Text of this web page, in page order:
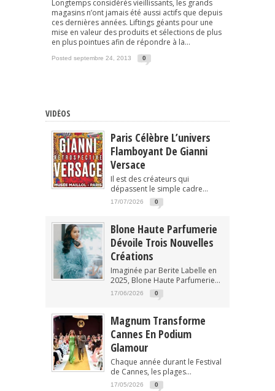
Longtemps considérés vieillissants, les grands
magasins n’ont jamais été aussi actifs que depuis
ces dernières années. Liftings géants pour une
mise en valeur des produits et sélections de plus
en plus pointues afin de répondre à la...
Posted septembre 24, 2013 0
VIDÉOS
Paris Célèbre L’univers
Flamboyant De Gianni
Versace
Il est des créateurs qui
dépassent le simple cadre...
17/07/2026 0
Blone Haute Parfumerie
Dévoile Trois Nouvelles
Créations
Imaginée par Berite Labelle en
2025, Blone Haute Parfumerie...
17/06/2026 0
Magnum Transforme
Cannes En Podium
Glamour
Chaque année durant le Festival
de Cannes, les plages...
17/05/2026 0